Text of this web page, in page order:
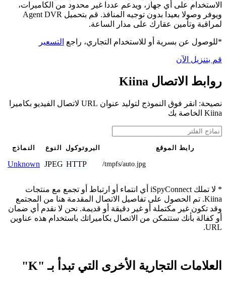
الاستخدام على أي جهاز، ويدعم عددا غير محدود من الكاميرات،
ويوفر وصولا بعيدا بدون توجيه المنافذ. قم بتحميل Agent DVR
لمراقبة وتأمين عقارك على مدار الساعة.
*للوصول عن بسرية أو للاستخدام التجاري، راجع التسعير
قم بتنزيل الآن
روابط الاتصال Kiina
نصيحة: انقر فوق النموذج لتوليد عنوان URL لاتصال الفيديو بكاميرا
Kiina الخاصة بك
النماذج النوع البروتوكول رابط الموقع
Unknown JPEG HTTP /tmpfs/auto.jpg
* لا تملك iSpyConnect أي انتماء أو ارتباط أو تجمع مع منتجات
Kiina. تم الحصول على تفاصيل الاتصال المقدمة هنا من المجتمع
وقد تكون غير مكتملة أو غير دقيقة أو قديمة. نحن لا نقدم أي ضمان
أو كفالة بأنك ستتمكن من الاتصال بكاميراتك باستخدام هذه عناوين
URL.
العلامات التجارية الأخرى التي تبدأ بـ "K"